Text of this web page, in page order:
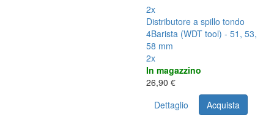
2x
Distributore a spillo tondo
4Barista (WDT tool) - 51, 53,
58 mm
2x
In magazzino
26,90 €
Dettaglio
Acquista